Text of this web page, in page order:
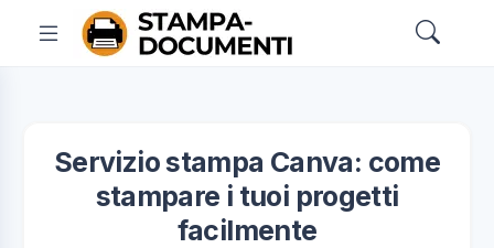
Servizio stampa Canva: come
stampare i tuoi progetti
facilmente